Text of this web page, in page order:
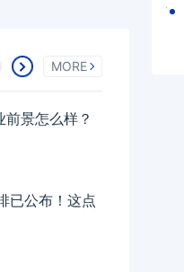
MORE
前景怎么样？
已公布！这点